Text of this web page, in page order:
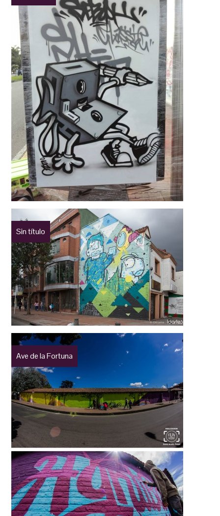
Sin título
Ave de la Fortuna